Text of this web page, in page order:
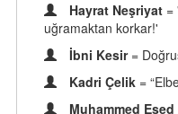
Hayrat Neşriyat =
uğramaktan korkar!'
İbni Kesir =
Kadri Çelik =
Muhammed Esed